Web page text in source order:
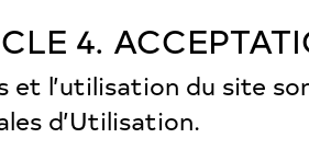
4.
et l’utilisation du site
d’Utilisation.